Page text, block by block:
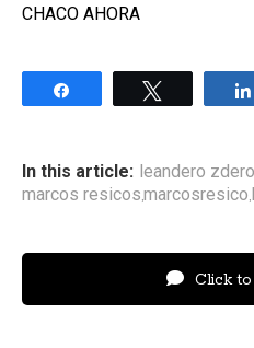
CHACO AHORA
In this article: leandero zdero
marcos resicos,marcosresico,
Click